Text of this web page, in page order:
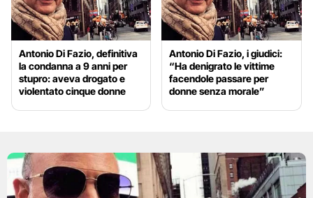
Antonio Di Fazio, definitiva
la condanna a 9 anni per
stupro: aveva drogato e
violentato cinque donne
Antonio Di Fazio, i giudici:
“Ha denigrato le vittime
facendole passare per
donne senza morale”